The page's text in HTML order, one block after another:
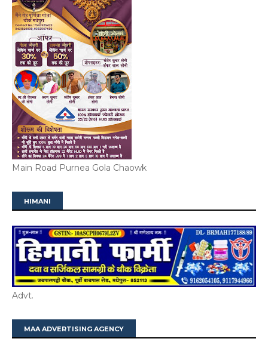
Main Road Purnea Gola Chaowk
HIMANI
Advt.
MAA ADVERTISING AGENCY